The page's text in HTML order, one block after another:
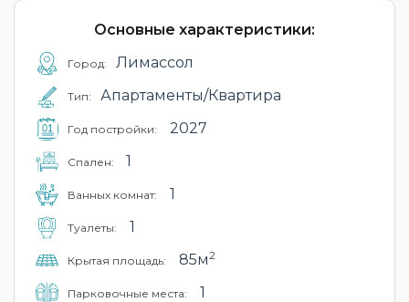
Основные характеристики:
Город: Лимассол
Тип: Апартаменты/Квартира
Год постройки: 2027
Cпален: 1
Ванных комнат: 1
Туалеты: 1
Крытая площадь: 85м2
Парковочные места: 1